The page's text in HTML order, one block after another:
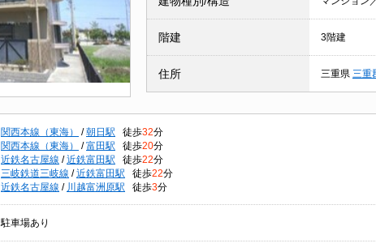
階建 3階建
住所 三重県 三重
関西本線（東海） / 朝日駅 徒歩32分
関西本線（東海）
/ 富田駅 徒歩20分
近鉄名古屋線 / 近鉄富田駅 徒歩22分
三岐鉄道三岐線 / 近鉄富田駅 徒歩22分
近鉄名古屋線 / 川越富洲原駅 徒歩3分
駐車場あり